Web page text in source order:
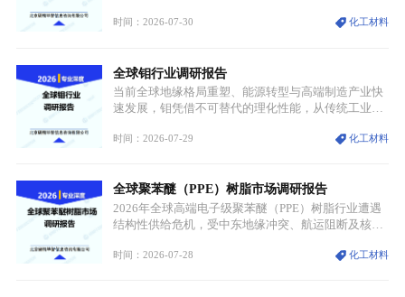
持续扩张；另一方面产品、需求、应用场景呈现明显
体规模扩张，高附加值领域与规模化工业应用形成两
大独立增长体系。
时间：2026-07-30 化工材料
全球钼行业调研报告
当前全球地缘格局重塑、能源转型与高端制造产业快
速发展，钼凭借不可替代的理化性能，从传统工业金
需格局重构、价值体系重估的新阶段。钼是典型难熔
贯穿传统工业、高端制造、军工、新能源等多个核心
产业，成为现代工业体系中不可或缺的基础材料。
时间：2026-07-29 化工材料
全球聚苯醚（PPE）树脂市场调研报告
2026年全球高端电子级聚苯醚（PPE）树脂行业遭遇
结构性供给危机，受中东地缘冲突、航运阻断及核心
停产，行业长期维持寡头垄断的供应链格局彻底瓦
时间：2026-07-28 化工材料